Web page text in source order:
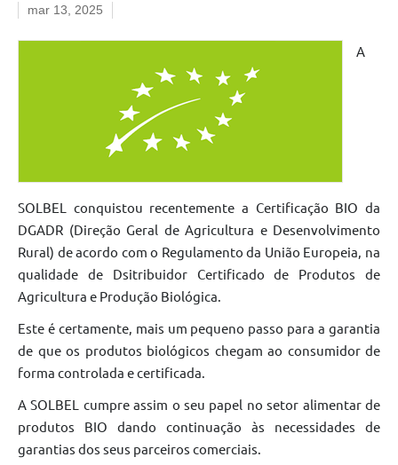
mar 13, 2025
A
SOLBEL conquistou recentemente a Certificação BIO da
DGADR (Direção Geral de Agricultura e Desenvolvimento
Rural) de acordo com o Regulamento da União Europeia, na
qualidade de Dsitribuidor Certificado de Produtos de
Agricultura e Produção Biológica.
Este é certamente, mais um pequeno passo para a garantia
de que os produtos biológicos chegam ao consumidor de
forma controlada e certificada.
A SOLBEL cumpre assim o seu papel no setor alimentar de
produtos BIO dando continuação às necessidades de
garantias dos seus parceiros comerciais.